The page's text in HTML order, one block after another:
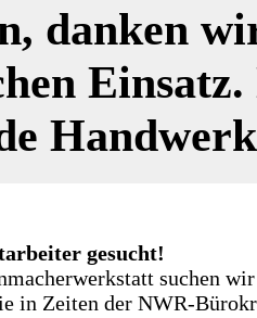
danken
Einsatz.
gesucht!
suchen wir
in Zeiten der NWR-